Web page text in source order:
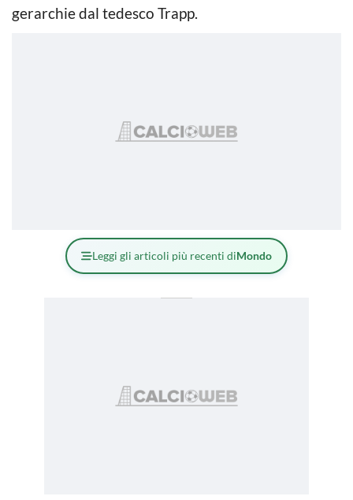
gerarchie dal tedesco Trapp.
Leggi gli articoli più recenti diMondo